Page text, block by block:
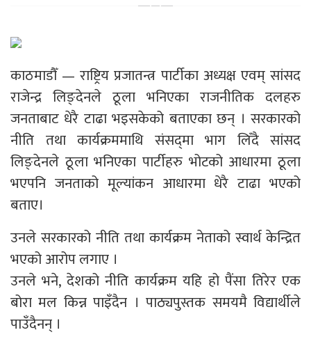
काठमाडौँ — राष्ट्रिय प्रजातन्त्र पार्टीका अध्यक्ष एवम् सांसद
राजेन्द्र लिङ्देनले ठूला भनिएका राजनीतिक दलहरु
जनताबाट धेरै टाढा भइसकेको बताएका छन् । सरकारको
नीति तथा कार्यक्रममाथि संसद‍्मा भाग लिँदै सांसद
लिङ्देनले ठूला भनिएका पार्टीहरु भोटको आधारमा ठूला
भएपनि जनताको मूल्यांकन आधारमा धेरै टाढा भएको
बताए।
उनले सरकारको नीति तथा कार्यक्रम नेताको स्वार्थ केन्द्रित
भएको आरोप लगाए ।
उनले भने, देशको नीति कार्यक्रम यहि हो पैंसा तिरेर एक
बोरा मल किन्न पाइँदैन । पाठ्यपुस्तक समयमै विद्यार्थीले
पाउँदैनन् ।